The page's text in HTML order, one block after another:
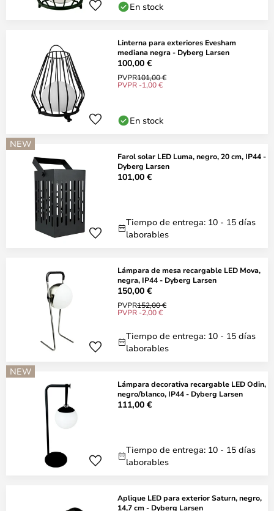
En stock
Linterna para exteriores Evesham
mediana negra - Dyberg Larsen
100,00 €
PVPR101,00 €
PVPR -1,00 €
En stock
NEW
Farol solar LED Luma, negro, 20 cm, IP44 -
Dyberg Larsen
101,00 €
Tiempo de entrega: 10 - 15 días
laborables
Lámpara de mesa recargable LED Mova,
negra, IP44 - Dyberg Larsen
150,00 €
PVPR152,00 €
PVPR -2,00 €
Tiempo de entrega: 10 - 15 días
laborables
NEW
Lámpara decorativa recargable LED Odin,
negro/blanco, IP44 - Dyberg Larsen
111,00 €
Tiempo de entrega: 10 - 15 días
laborables
Aplique LED para exterior Saturn, negro,
14,7 cm - Dyberg Larsen